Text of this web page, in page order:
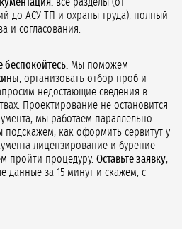
до АСУ ТП и охраны труда), полный
и согласования.
беспокойтесь. Мы поможем
, организовать отбор проб и
недостающие сведения в
Проектирование не остановится
мы работаем параллельно.
подскажем, как оформить сервитут у
лицензирование и бурение
пройти процедуру. Оставьте заявку,
за 15 минут и скажем, с